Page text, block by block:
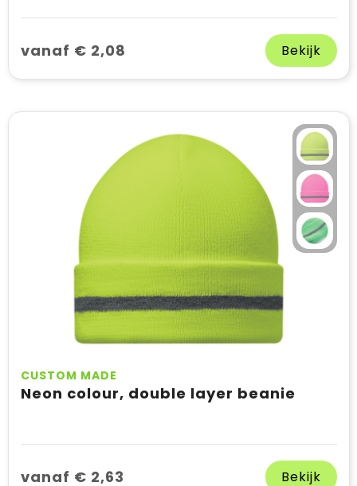
vanaf € 2,08 Bekijk
CUSTOM MADE
Neon colour, double layer beanie
vanaf € 2,63 Bekijk